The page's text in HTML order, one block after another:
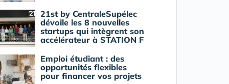
21st by CentraleSupélec
dévoile les 8 nouvelles
startups qui intègrent son
accélérateur à STATION F
Emploi étudiant : des
opportunités flexibles
pour financer vos projets